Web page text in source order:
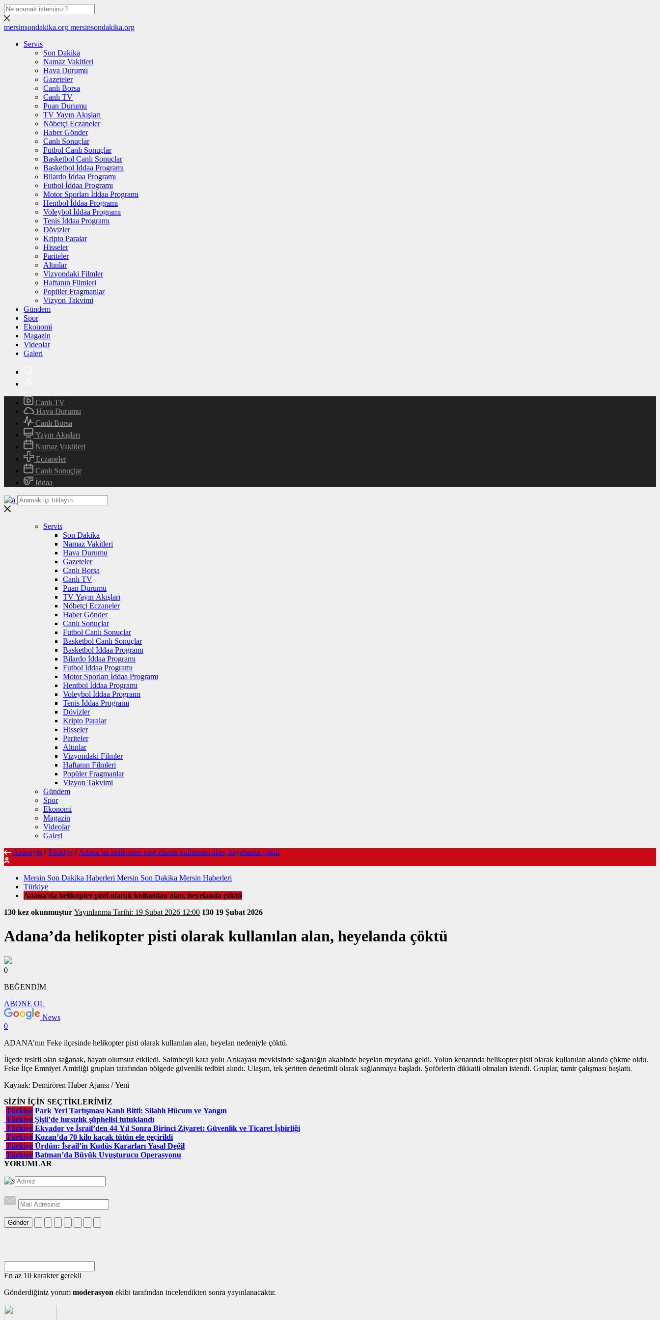
mersinsondakika.org mersinsondakika.org
Servis
Son Dakika
Namaz Vakitleri
Hava Durumu
Gazeteler
Canlı Borsa
Canlı TV
Puan Durumu
TV Yayın Akışları
Nöbetçi Eczaneler
Haber Gönder
Canlı Sonuçlar
Futbol Canlı Sonuçlar
Basketbol Canlı Sonuçlar
Basketbol İddaa Programı
Bilardo İddaa Programı
Futbol İddaa Programı
Motor Sporları İddaa Programı
Hentbol İddaa Programı
Voleybol İddaa Programı
Tenis İddaa Programı
Dövizler
Kripto Paralar
Hisseler
Pariteler
Altınlar
Vizyondaki Filmler
Haftanın Filmleri
Popüler Fragmanlar
Vizyon Takvimi
Gündem
Spor
Ekonomi
Magazin
Videolar
Galeri
Canlı TV
Hava Durumu
Canlı Borsa
Yayın Akışları
Namaz Vakitleri
Eczaneler
Canlı Sonuçlar
İddaa
Servis
Son Dakika
Namaz Vakitleri
Hava Durumu
Gazeteler
Canlı Borsa
Canlı TV
Puan Durumu
TV Yayın Akışları
Nöbetçi Eczaneler
Haber Gönder
Canlı Sonuçlar
Futbol Canlı Sonuçlar
Basketbol Canlı Sonuçlar
Basketbol İddaa Programı
Bilardo İddaa Programı
Futbol İddaa Programı
Motor Sporları İddaa Programı
Hentbol İddaa Programı
Voleybol İddaa Programı
Tenis İddaa Programı
Dövizler
Kripto Paralar
Hisseler
Pariteler
Altınlar
Vizyondaki Filmler
Haftanın Filmleri
Popüler Fragmanlar
Vizyon Takvimi
Gündem
Spor
Ekonomi
Magazin
Videolar
Galeri
Anasayfa / Türkiye / Adana’da helikopter pisti olarak kullanılan alan, heyelanda çöktü
Mersin Son Dakika Haberleri Mersin Son Dakika Mersin Haberleri
Türkiye
Adana’da helikopter pisti olarak kullanılan alan, heyelanda çöktü
130 kez okunmuştur
Yayınlanma Tarihi: 19 Şubat 2026 12:00 130 19 Şubat 2026
Adana’da helikopter pisti olarak kullanılan alan, heyelanda çöktü
0
BEĞENDİM
ABONE OL
News
0
ADANA’nın Feke ilçesinde helikopter pisti olarak kullanılan alan, heyelan nedeniyle çöktü.
İlçede tesirli olan sağanak, hayatı olumsuz etkiledi. Saimbeyli kara yolu Arıkayası mevkisinde sağanağın akabinde heyelan meydana geldi. Yolun kenarında helikopter pisti olarak kullanılan alanda çökme oldu.
Feke İlçe Emniyet Amirliği grupları tarafından bölgede güvenlik tedbiri alındı. Ulaşım, tek şeritten denetimli olarak sağlanmaya başladı. Şoförlerin dikkatli olmaları istendi. Gruplar, tamir çalışması başlattı.
Kaynak: Demirören Haber Ajansı / Yeni
SİZİN İÇİN SEÇTİKLERİMİZ
Türkiye Park Yeri Tartışması Kanlı Bitti: Silahlı Hücum ve Yangın
Türkiye Şişli’de hırsızlık şüphelisi tutuklandı
Türkiye Ekvador ve İsrail’den 44 Yıl Sonra Birinci Ziyaret: Güvenlik ve Ticaret İşbirliği
Türkiye Kozan’da 70 kilo kaçak tütün ele geçirildi
Türkiye Ürdün: İsrail’in Kudüs Kararları Yasal Değil
Türkiye Batman’da Büyük Uyuşturucu Operasyonu
YORUMLAR
Gönder
En az 10 karakter gerekli
Gönderdiğiniz yorum moderasyon ekibi tarafından incelendikten sonra yayınlanacaktır.